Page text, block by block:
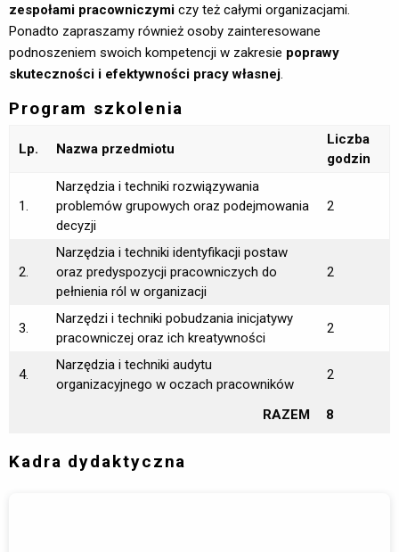
zespołami pracowniczymi czy też całymi organizacjami.
Ponadto zapraszamy również osoby zainteresowane
podnoszeniem swoich kompetencji w zakresie poprawy
skuteczności i efektywności pracy własnej
Program szkolenia
Lp. Nazwa przedmiotu
Liczba
godzin
1.
Narzędzia i techniki rozwiązywania
problemów grupowych oraz podejmowania
decyzji
2
2.
Narzędzia i techniki identyfikacji postaw
oraz predyspozycji pracowniczych do
pełnienia ról w organizacji
2
3.
Narzędzi i techniki pobudzania inicjatywy
pracowniczej oraz ich kreatywności
2
4.
Narzędzia i techniki audytu
organizacyjnego w oczach pracowników
2
RAZEM 8
Kadra dydaktyczna